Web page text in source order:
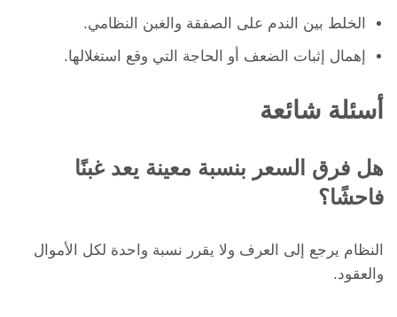
الخلط بين الندم على الصفقة والغبن النظامي.
إهمال إثبات الضعف أو الحاجة التي وقع استغلالها.
أسئلة شائعة
هل فرق السعر بنسبة معينة يعد غبنًا
فاحشًا؟
النظام يرجع إلى العرف ولا يقرر نسبة واحدة لكل الأموال
والعقود.